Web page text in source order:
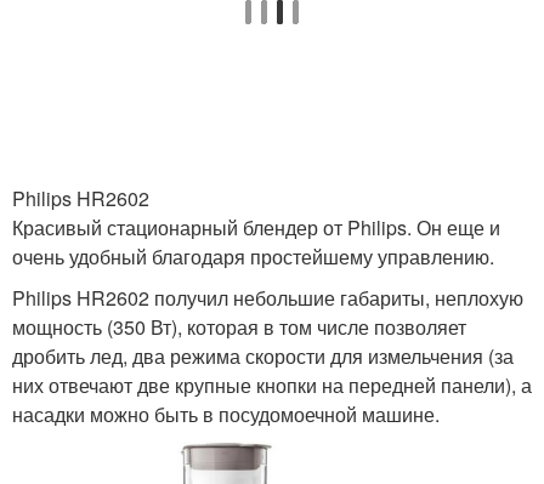
Philips HR2602
Красивый стационарный блендер от Philips. Он еще и
очень удобный благодаря простейшему управлению.
Philips HR2602 получил небольшие габариты, неплохую
мощность (350 Вт), которая в том числе позволяет
дробить лед, два режима скорости для измельчения (за
них отвечают две крупные кнопки на передней панели), а
насадки можно быть в посудомоечной машине.